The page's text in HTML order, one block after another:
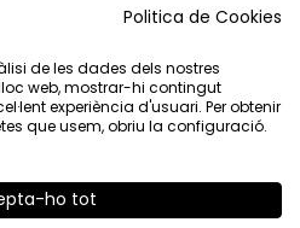
Politica de Cookies
de les dades dels nostres
web, mostrar-hi contingut
experiència d'usuari. Per obtenir
que usem, obriu la configuració.
ho tot